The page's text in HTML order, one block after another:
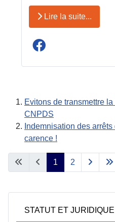
Lire la suite...
Evitons de transmettre
CNPDS
Indemnisation des
carence !
1 2
STATUT ET JURIDIQUE